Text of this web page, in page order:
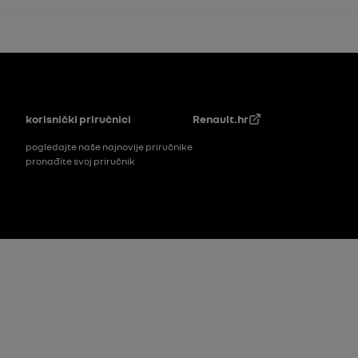
Podnožje
korisnički priručnici
pogledajte naše najnovije priručnike
pronađite svoj priručnik
Renault.hr